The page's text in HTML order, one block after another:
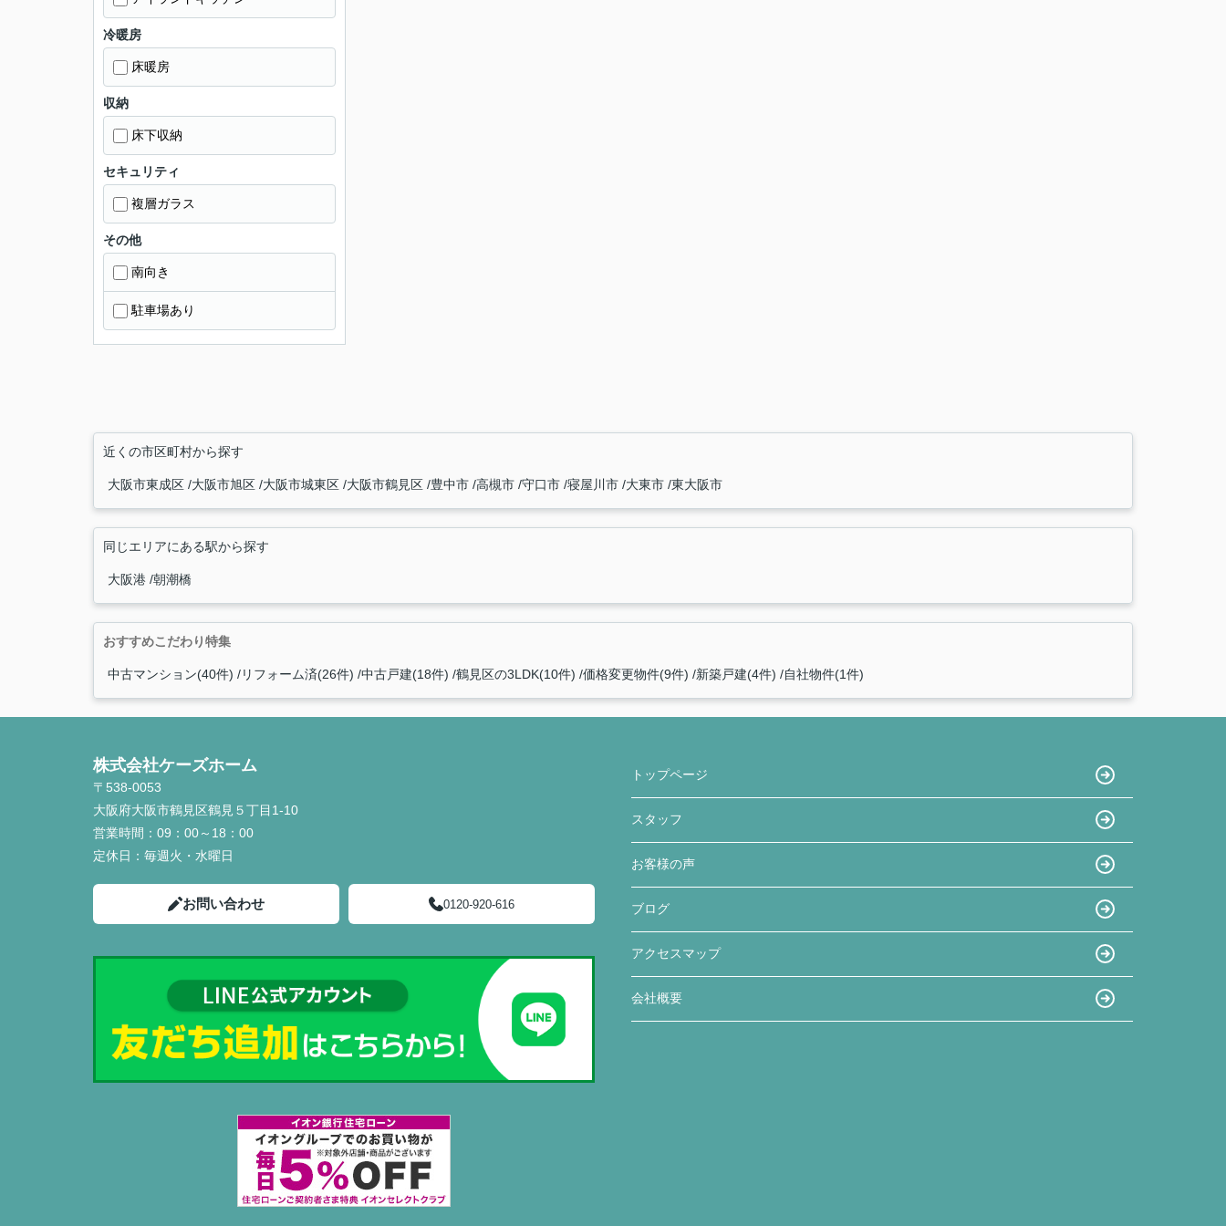
冷暖房
床暖房
収納
床下収納
セキュリティ
複層ガラス
その他
南向き
駐車場あり
近くの市区町村から探す
大阪市東成区 大阪市旭区 大阪市城東区 大阪市鶴見区 豊中市 高槻市 守口市 寝屋川市 大東市 東大阪市
同じエリアにある駅から探す
大阪港 朝潮橋
おすすめこだわり特集
中古マンション(40件) リフォーム済(26件) 中古戸建(18件) 鶴見区の3LDK(10件) 価格変更物件(9件) 新築戸建(4件) 自社物件(1件)
株式会社ケーズホーム
〒538-0053
大阪府大阪市鶴見区鶴見５丁目1-10
営業時間： 09：00～18：00
定休日： 毎週火・水曜日
お問い合わせ 0120-920-616
トップページ
スタッフ
お客様の声
ブログ
アクセスマップ
会社概要